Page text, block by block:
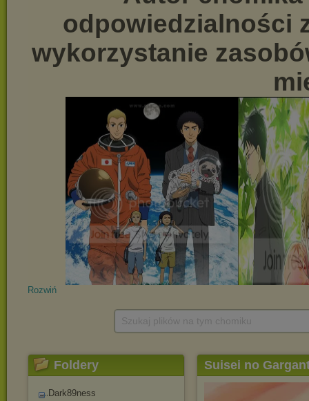
Rozwiń
Foldery
Dark89ness
Suisei no